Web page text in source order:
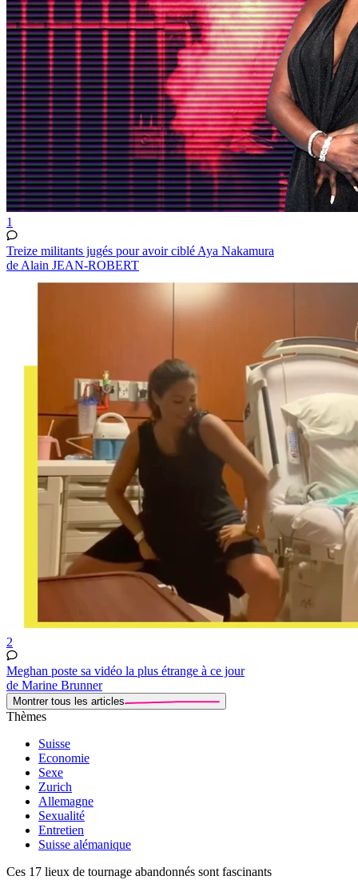
1
Treize militants jugés pour avoir ciblé Aya Nakamura
de Alain JEAN-ROBERT
2
Meghan poste sa vidéo la plus étrange à ce jour
de Marine Brunner
Montrer tous les articles
Thèmes
Suisse
Economie
Sexe
Zurich
Allemagne
Sexualité
Entretien
Suisse alémanique
Ces 17 lieux de tournage abandonnés sont fascinants